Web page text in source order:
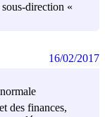
direction «
des finances,
16/02/2017